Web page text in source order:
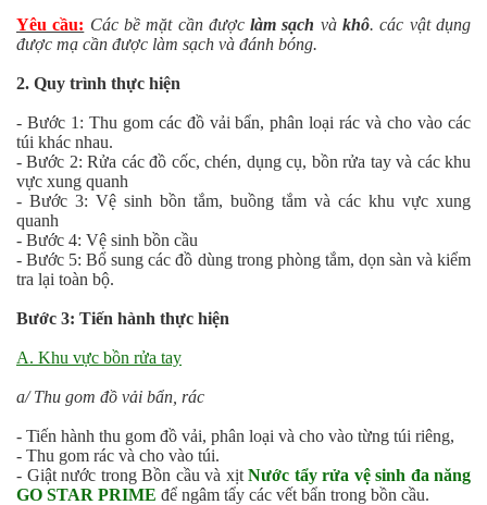
Yêu cầu: Các bề mặt cần đượclàm sạch vàkhô. các vật dụng
được mạ cần được làm sạch và đánh bóng.
2. Quy trình thực hiện
- Bước 1: Thu gom các đồ vải bẩn, phân loại rác và cho vào các
túi khác nhau.
- Bước 2: Rửa các đồ cốc, chén, dụng cụ, bồn rửa tay và các khu
vực xung quanh
- Bước 3: Vệ sinh bồn tắm, buồng tắm và các khu vực xung
quanh
- Bước 4: Vệ sinh bồn cầu
- Bước 5: Bổ sung các đồ dùng trong phòng tắm, dọn sàn và kiểm
tra lại toàn bộ.
Bước 3: Tiến hành thực hiện
A. Khu vực bồn rửa tay
a/ Thu gom đồ vải bẩn, rác
- Tiến hành thu gom đồ vải, phân loại và cho vào từng túi riêng,
- Thu gom rác và cho vào túi.
- Giật nước trong Bồn cầu và xịt Nước tẩy rửa vệ sinh đa năng
GO STAR PRIME để ngâm tẩy các vết bẩn trong bồn cầu.